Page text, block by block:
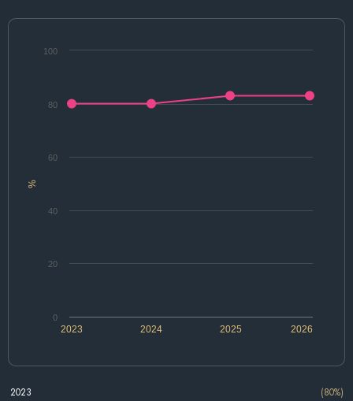
%
2024 2026
2023 2025
0
20
40
60
80
100
2023
(80%)